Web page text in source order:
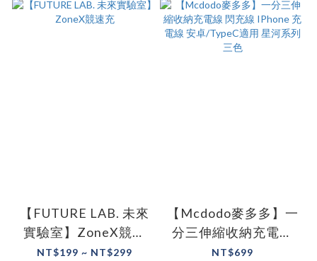
【FUTURE LAB. 未來
實驗室】ZoneX競速
充
NT$199 ~ NT$299
【Mcdodo麥多多】一
分三伸縮收納充電線
NT$699